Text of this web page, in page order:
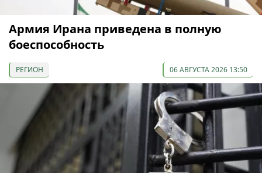
Армия Ирана приведена в полную
боеспособность
РЕГИОН 06 АВГУСТА 2026 13:50